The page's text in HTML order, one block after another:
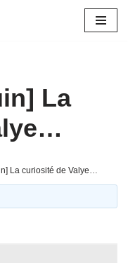
La
La curiosité de Valye…